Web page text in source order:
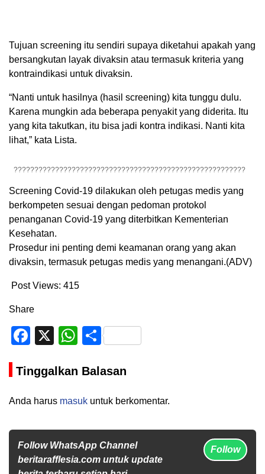
Tujuan screening itu sendiri supaya diketahui apakah yang
bersangkutan layak divaksin atau termasuk kriteria yang
kontraindikasi untuk divaksin.
“Nanti untuk hasilnya (hasil screening) kita tunggu dulu.
Karena mungkin ada beberapa penyakit yang diderita. Itu
yang kita takutkan, itu bisa jadi kontra indikasi. Nanti kita
lihat,” kata Lista.
????????????????????????????????????????????????????????
Screening Covid-19 dilakukan oleh petugas medis yang
berkompeten sesuai dengan pedoman protokol
penanganan Covid-19 yang diterbitkan Kementerian
Kesehatan.
Prosedur ini penting demi keamanan orang yang akan
divaksin, termasuk petugas medis yang menangani.(ADV)
Post Views: 415
Share
Facebook
X WhatsApp
Share
Tinggalkan Balasan
Anda harus masuk untuk berkomentar.
Follow WhatsApp Channel
beritarafflesia.com untuk update
Follow